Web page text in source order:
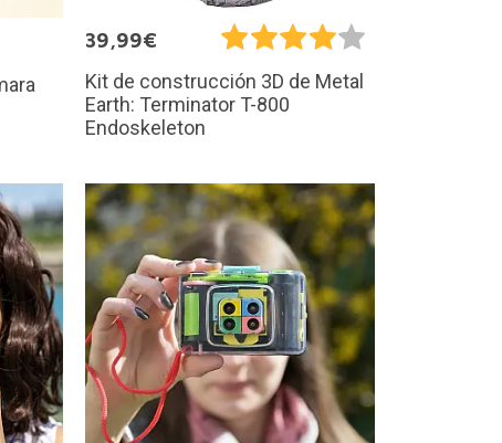
39,99€
Kit de construcción 3D de Metal
Earth: Terminator T-800
Endoskeleton